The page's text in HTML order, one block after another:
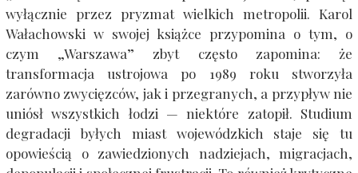
wyłącznie przez pryzmat wielkich metropolii. Karol
Wałachowski w swojej książce przypomina o tym, o
czym „Warszawa” zbyt często zapomina: że
transformacja ustrojowa po 1989 roku stworzyła
zarówno zwycięzców, jak i przegranych, a przypływ nie
uniósł wszystkich łodzi — niektóre zatopił. Studium
degradacji byłych miast wojewódzkich staje się tu
opowieścią o zawiedzionych nadziejach, migracjach,